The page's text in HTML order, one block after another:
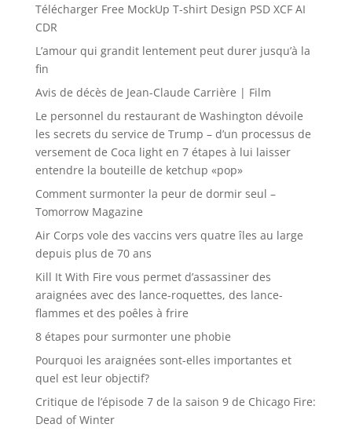
Télécharger Free MockUp T-shirt Design PSD XCF AI
CDR
L’amour qui grandit lentement peut durer jusqu’à la
fin
Avis de décès de Jean-Claude Carrière | Film
Le personnel du restaurant de Washington dévoile
les secrets du service de Trump – d’un processus de
versement de Coca light en 7 étapes à lui laisser
entendre la bouteille de ketchup «pop»
Comment surmonter la peur de dormir seul –
Tomorrow Magazine
Air Corps vole des vaccins vers quatre îles au large
depuis plus de 70 ans
Kill It With Fire vous permet d’assassiner des
araignées avec des lance-roquettes, des lance-
flammes et des poêles à frire
8 étapes pour surmonter une phobie
Pourquoi les araignées sont-elles importantes et
quel est leur objectif?
Critique de l’épisode 7 de la saison 9 de Chicago Fire:
Dead of Winter